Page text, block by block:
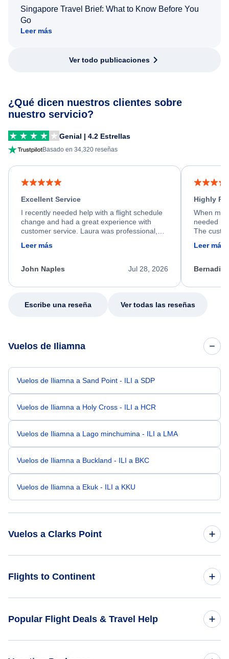
Singapore Travel Brief: What to Know Before You
Go
Leer más
Ver todo publicaciones
¿Qué dicen nuestros clientes sobre
nuestro servicio?
Genial | 4.2 Estrellas
Basado en 34,320 reseñas
Excellent Service
I recently needed help with a flight schedule
change and had a great experience with
customer service. Laura was professional,
friendly, and very helpful throughout the
process. She quickly found a solution and
appreciate her excellent service.
Leer más
Jul 28, 2026
John Naples
Highly
When my
needed
The
calm,
my issue.
Leer más
Escribe una reseña Ver todas las reseñas
Vuelos de Iliamna
Vuelos de Iliamna a Sand Point - ILI a SDP
Vuelos de Iliamna a Holy Cross - ILI a HCR
Vuelos de Iliamna a Lago minchumina - ILI a LMA
Vuelos de Iliamna a Buckland - ILI a BKC
Vuelos de Iliamna a Ekuk - ILI a KKU
Vuelos a Clarks Point
Vuelos de Elfin Cove a Clarks Point - ELV a CLP
Flights to Continent
Popular Flight Deals & Travel Help